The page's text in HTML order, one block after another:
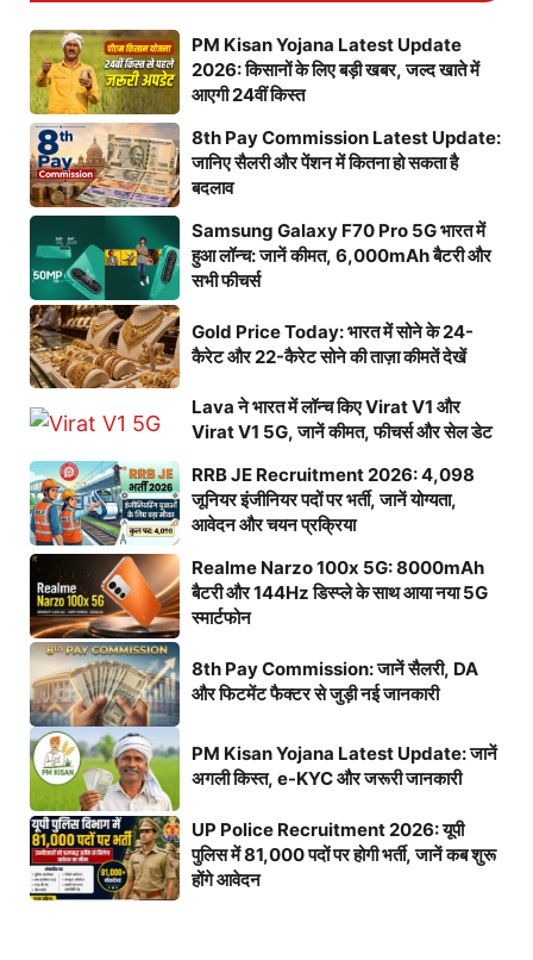
PM Kisan Yojana Latest Update
2026: किसानों के लिए बड़ी खबर, जल्द खाते में
आएगी 24वीं किस्त
8th Pay Commission Latest Update:
जानिए सैलरी और पेंशन में कितना हो सकता है
बदलाव
Samsung Galaxy F70 Pro 5G भारत में
हुआ लॉन्च: जानें कीमत, 6,000mAh बैटरी और
सभी फीचर्स
Gold Price Today: भारत में सोने के 24-
कैरेट और 22-कैरेट सोने की ताज़ा कीमतें देखें
Lava ने भारत में लॉन्च किए Virat V1 और
Virat V1 5G, जानें कीमत, फीचर्स और सेल डेट
RRB JE Recruitment 2026: 4,098
जूनियर इंजीनियर पदों पर भर्ती, जानें योग्यता,
आवेदन और चयन प्रक्रिया
Realme Narzo 100x 5G: 8000mAh
बैटरी और 144Hz डिस्प्ले के साथ आया नया 5G
स्मार्टफोन
8th Pay Commission: जानें सैलरी, DA
और फिटमेंट फैक्टर से जुड़ी नई जानकारी
PM Kisan Yojana Latest Update: जानें
अगली किस्त, e-KYC और जरूरी जानकारी
UP Police Recruitment 2026: यूपी
पुलिस में 81,000 पदों पर होगी भर्ती, जानें कब शुरू
होंगे आवेदन